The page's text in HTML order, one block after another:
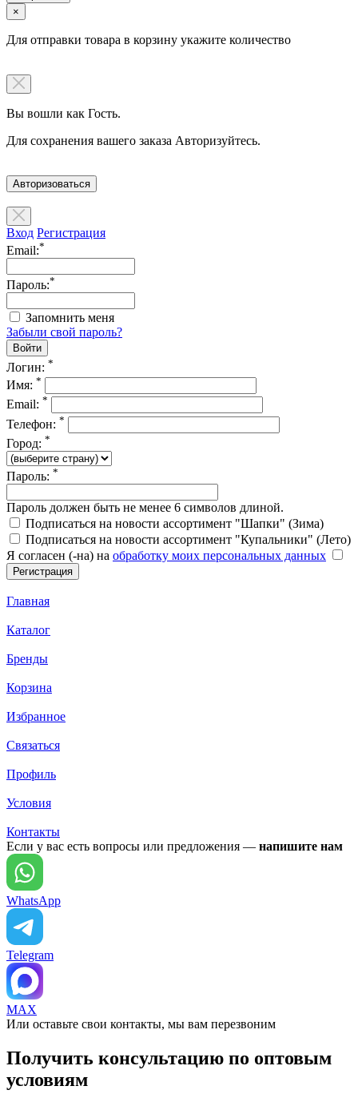
×
Для отправки товара в корзину укажите количество
Вы вошли как Гость.
Для сохранения вашего заказа Авторизуйтесь.
Авторизоваться
Вход Регистрация
Email:*
Пароль:*
Запомнить меня
Забыли свой пароль?
Логин: *
Имя: *
Email: *
Телефон: *
Город: *
Пароль: *
Пароль должен быть не менее 6 символов длиной.
Подписаться на новости ассортимент "Шапки" (Зима)
Подписаться на новости ассортимент "Купальники" (Лето)
Я согласен (-на) на обработку моих персональных данных
Главная
Каталог
Бренды
Корзина
Избранное
Связаться
Профиль
Условия
Контакты
Если у вас есть вопросы или предложения — напишите нам
WhatsApp
Telegram
MAX
Или оставьте свои контакты, мы вам перезвоним
Получить консультацию по оптовым
условиям